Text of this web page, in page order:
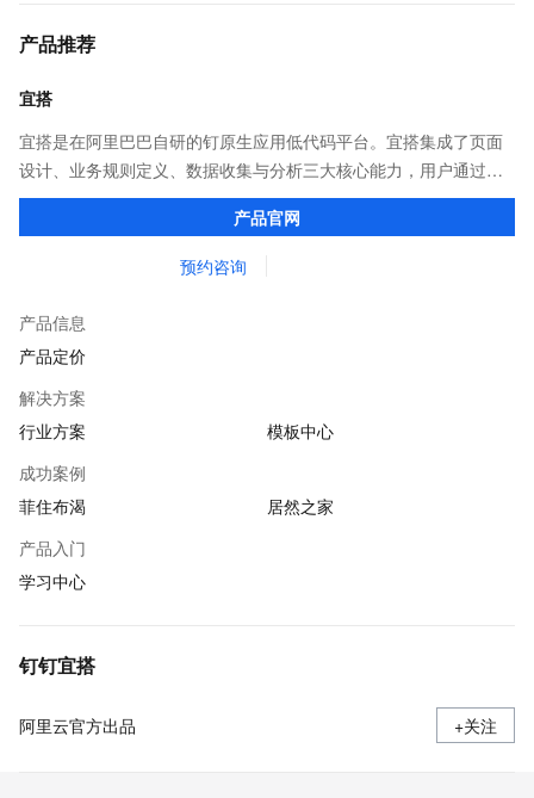
产品推荐
宜搭
宜搭是在阿里巴巴自研的钉原生应用低代码平台。宜搭集成了页面
设计、业务规则定义、数据收集与分析三大核心能力，用户通过简
单的拖拽、配置，即可完成业务应用的搭建，让企业、政府、教育
产品官网
预约咨询
产品信息
产品定价
解决方案
行业方案
模板中心
成功案例
菲住布渴
居然之家
产品入门
学习中心
钉钉宜搭
阿里云官方出品 +关注